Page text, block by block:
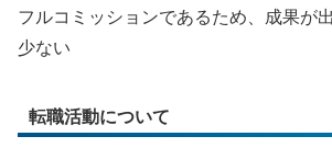
フルコミッションであるため、成果が
少ない
転職活動について